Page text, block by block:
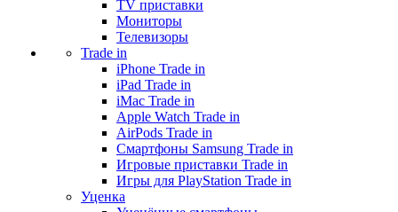
TV приставки
Мониторы
Телевизоры
Trade in
iPhone Trade in
iPad Trade in
iMac Trade in
Apple Watch Trade in
AirPods Trade in
Смартфоны Samsung Trade in
Игровые приставки Trade in
Игры для PlayStation Trade in
Уценка